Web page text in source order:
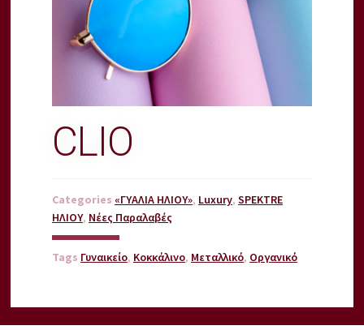
CLIO
Categories «ΓΥΑΛΙΑ ΗΛΙΟΥ», Luxury, SPEKTRE
ΗΛΙΟΥ, Νέες Παραλαβές
Tags Γυναικείο, Κοκκάλινο, Μεταλλικό, Οργανικό